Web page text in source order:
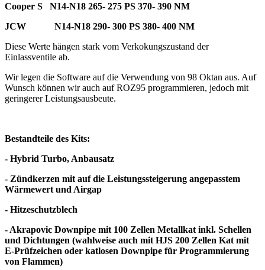
Cooper S N14-N18 265- 275 PS 370- 390 NM
JCW N14-N18 290- 300 PS 380- 400 NM
Diese Werte hängen stark vom Verkokungszustand der
Einlassventile ab.
Wir legen die Software auf die Verwendung von 98 Oktan aus. Auf
Wunsch können wir auch auf ROZ95 programmieren, jedoch mit
geringerer Leistungsausbeute.
Bestandteile des Kits:
- Hybrid Turbo, Anbausatz
- Zündkerzen mit auf die Leistungssteigerung angepasstem
Wärmewert und Airgap
- Hitzeschutzblech
- Akrapovic Downpipe mit 100 Zellen Metallkat inkl. Schellen
und Dichtungen (wahlweise auch mit HJS 200 Zellen Kat mit
E-Prüfzeichen oder katlosen Downpipe für Programmierung
von Flammen)